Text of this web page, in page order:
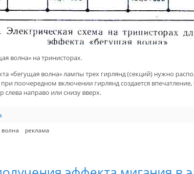
волна» на тринисторах.
«бегущая волна» лампы трех гирлянд (секций) нужно
поочередном включении гирлянд создается впечатление,
слева направо или снизу вверх.
реклама